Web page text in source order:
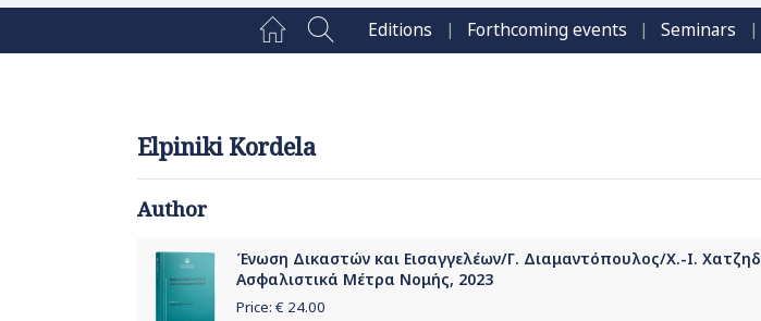
Editions | Forthcoming events | Seminars |
Elpiniki Kordela
Author
Ένωση Δικαστών και Εισαγγελέων/Γ. Διαμαντόπουλος/Χ.-Ι.
Ασφαλιστικά Μέτρα Νομής, 2023
Price: € 24.00